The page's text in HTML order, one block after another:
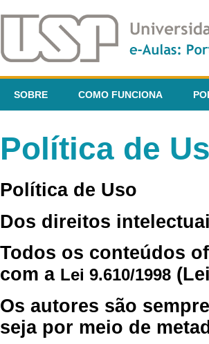
SOBRE COMO FUNCIONA
Política de
Política de Uso
Dos direitos
Todos os conteúdos
com a Lei 9.610/1998
Os autores são
seja por meio de